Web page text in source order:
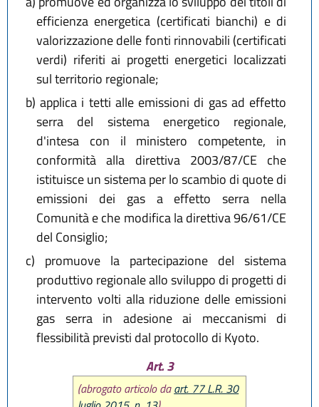
efficienza energetica (certificati bianchi) e di
valorizzazione delle fonti rinnovabili (certificati
verdi) riferiti ai progetti energetici localizzati
sul territorio regionale;
b) applica i tetti alle emissioni di gas ad effetto
serra del sistema energetico regionale,
d'intesa con il ministero competente, in
conformità alla direttiva 2003/87/CE che
istituisce un sistema per lo scambio di quote di
emissioni dei gas a effetto serra nella
Comunità e che modifica la direttiva 96/61/CE
del Consiglio;
c) promuove la partecipazione del sistema
produttivo regionale allo sviluppo di progetti di
intervento volti alla riduzione delle emissioni
gas serra in adesione ai meccanismi di
flessibilità previsti dal protocollo di Kyoto.
Art. 3
(abrogato articolo daart. 77 L.R. 30